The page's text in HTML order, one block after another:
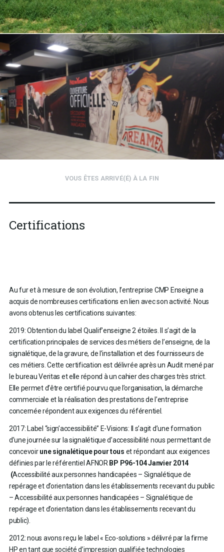
VOUS ÊTES ARRIVÉ(É) À LA FIN
Certifications
Au fur et à mesure de son évolution, l’entreprise CMP Enseigne a
acquis de nombreuses certifications en lien avec son activité. Nous
avons obtenus les certifications suivantes:
2019: Obtention du label Qualif’enseigne 2 étoiles. Il s’agit de la
certification principales de services des métiers de l’enseigne, de la
signalétique, de la gravure, de l’installation et des fournisseurs de
ces métiers. Cette certification est délivrée après un Audit mené par
le bureau Veritas et elle répond à un cahier des charges très strict.
Elle permet d’être certifié pourvu que l’organisation, la démarche
commerciale et la réalisation des prestations de l’entreprise
concernée répondent aux exigences du référentiel.
2017: Label “sign’accessibilité” E-Visions: Il s’agit d’une formation
d’une journée sur la signalétique d’accessibilité nous permettant de
concevoirune signalétique pour tous et répondant aux exigences
définies par le référentiel AFNOR BP P96-104 Janvier 2014
(Accessibilité aux personnes handicapées – Signalétique de
repérage et d’orientation dans les établissements recevant du public
– Accessibilité aux personnes handicapées – Signalétique de
repérage et d’orientation dans les établissements recevant du
public).
2012: nous avons reçu le label « Eco-solutions » délivré par la firme
HP en tant que société d’impression qualifiée technologies